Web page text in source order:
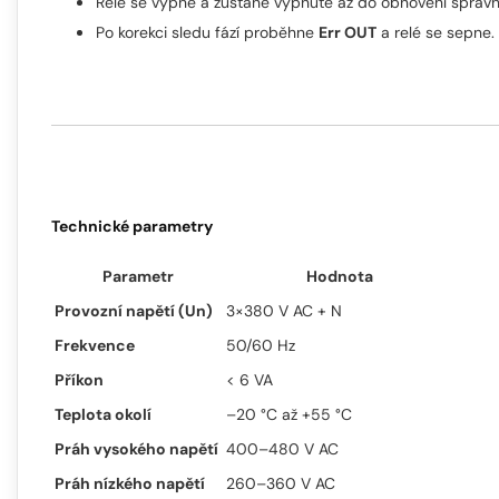
Po korekci sledu fází proběhne Err OUT a relé se sepne.
Technické parametry
Parametr
Hodnota
Provozní napětí (Un)
3×380 V AC + N
Frekvence
50/60 Hz
Příkon
< 6 VA
Teplota okolí
–20 °C až +55 °C
Práh vysokého napětí 400–480 V AC
Práh nízkého napětí
260–360 V AC